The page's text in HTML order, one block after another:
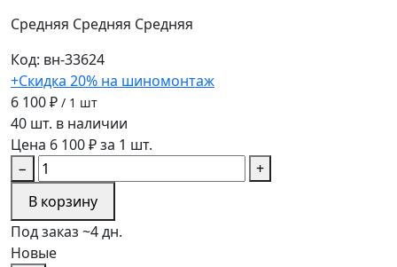
Средняя Средняя Средняя
Код: вн-33624
+Скидка 20% на шиномонтаж
6 100 ₽ / 1 шт
40 шт. в наличии
Цена 6 100 ₽ за 1 шт.
−
+
В корзину
Под заказ ~4 дн.
Новые